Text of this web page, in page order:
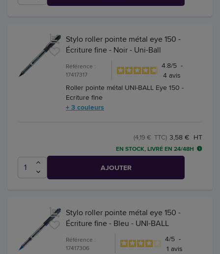
Stylo roller pointe métal eye 150 -
Écriture fine - Noir - Uni-Ball
Référence :
17417317
4.8/5 -
4avis
Roller pointe métal UNI-BALL Eye 150 -
Ecriture fine
+ 3 couleurs
3,58 € HT
(4,19 € TTC)
EN STOCK, LIVRÉ EN 24/48H
AJOUTER
Stylo roller pointe métal eye 150 -
Écriture fine - Bleu - UNI-BALL
Référence :
17417306
4/5 -
1 avis